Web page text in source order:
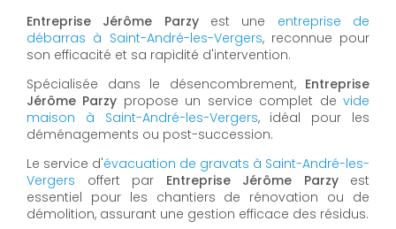
Entreprise Jérôme Parzyest une entreprise de
débarras à Saint-André-les-Vergers, reconnue pour
son efficacité et sa rapidité d'intervention.
Spécialisée dans le désencombrement, Entreprise
Jérôme Parzy propose un service complet devide
maison à Saint-André-les-Vergers, idéal pour les
déménagements ou post-succession.
Le service d'évacuation de gravats à Saint-André-les-
Vergers offert par Entreprise Jérôme Parzyest
essentiel pour les chantiers de rénovation ou de
démolition, assurant une gestion efficace des résidus.